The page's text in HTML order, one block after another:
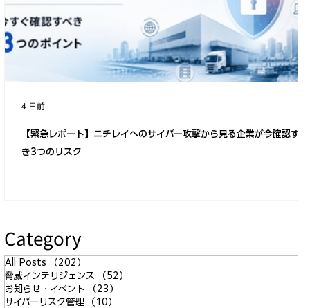
【緊急レポート】ニチレイへのサイバー攻撃から見る企業が今確認すべ
き3つのリスク
4 日前
Category
All Posts （202）
脅威インテリジェンス
（52）
お知らせ・イベント
（23）
サイバーリスク管理
（10）
「ノーウェアランサム」と呼ばれる新し
い手法の出現